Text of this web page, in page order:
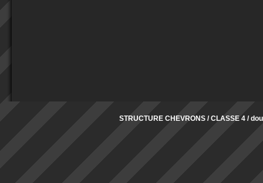
STRUCTURE CHEVRONS / CLASSE 4 /